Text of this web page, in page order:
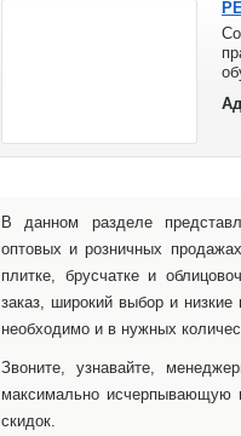
В данном разделе
оптовых и розничных
плитке, брусчатке и
заказ, широкий выбор и
необходимо и в нужных
Звоните, узнавайте,
максимально исчерпывающую
скидок.